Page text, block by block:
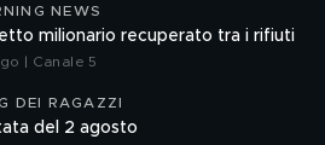
NEWS
milionario recuperato tra i rifiuti
| Canale 5
DEI RAGAZZI
del 2 agosto